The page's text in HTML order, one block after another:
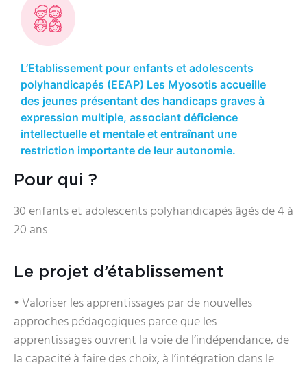
L’Etablissement pour enfants et adolescents
polyhandicapés (EEAP) Les Myosotis accueille
des jeunes présentant des handicaps graves à
expression multiple, associant déficience
intellectuelle et mentale et entraînant une
restriction importante de leur autonomie.
Pour qui ?
30 enfants et adolescents polyhandicapés âgés de 4 à
20 ans
Le projet d’établissement
• Valoriser les apprentissages par de nouvelles
approches pédagogiques parce que les
apprentissages ouvrent la voie de l’indépendance, de
la capacité à faire des choix, à l’intégration dans le